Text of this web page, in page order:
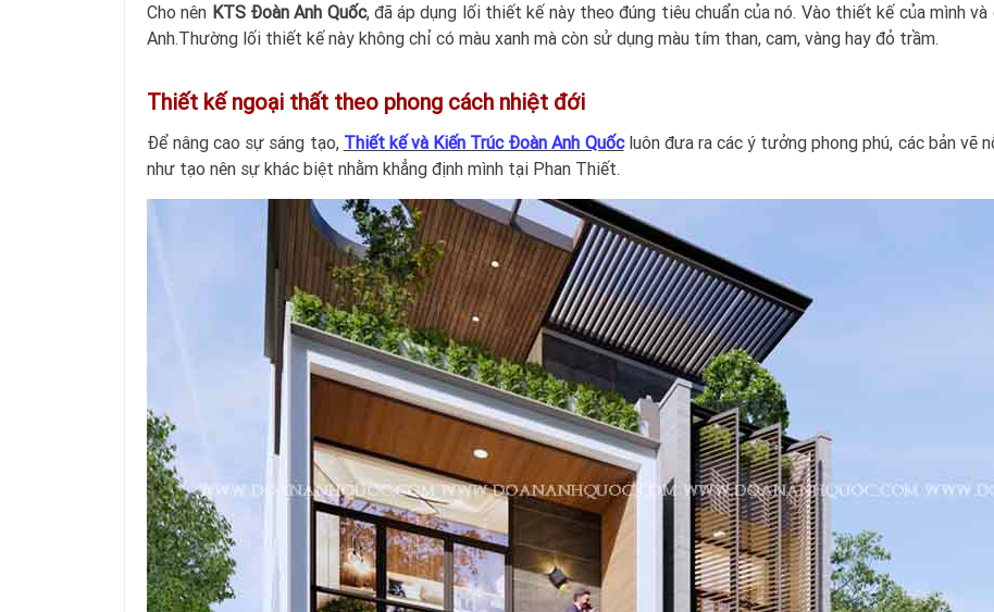
Cho nên KTS Đoàn Anh Quốc, đã áp dụng lối thiết kế này theo đúng tiêu chuẩn của nó. Vào thiết kế của mình
Anh.Thường lối thiết kế này không chỉ có màu xanh mà còn sử dụng màu tím than, cam, vàng hay đỏ trầm.
Thiết kế ngoại thất theo phong cách nhiệt đới
Để nâng cao sự sáng tạo, Thiết kế và Kiến Trúc Đoàn Anh Quốcluôn đưa ra các ý tưởng phong phú, các bản vẽ
như tạo nên sự khác biệt nhằm khẳng định mình tại Phan Thiết.